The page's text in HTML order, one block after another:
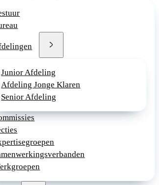
Junior Afdeling
Afdeling Jonge Klaren
Senior Afdeling
van hoog-
preventie van